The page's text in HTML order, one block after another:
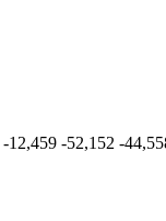
-12,459 -52,152 -